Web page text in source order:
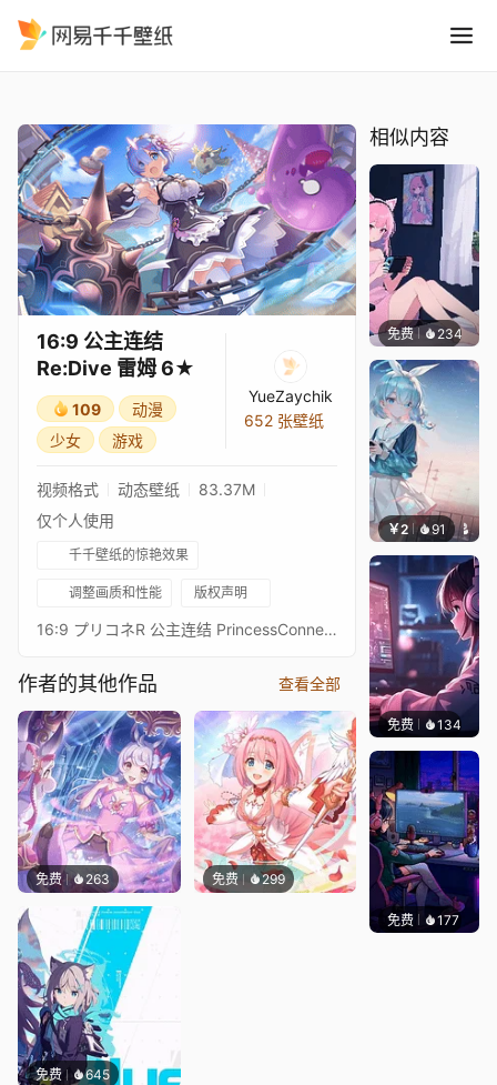
16:9 公主连结
Re:Dive 雷姆 6★
109
动漫
少女
游戏
YueZaychik
652 张壁纸
视频格式 动态壁纸
83.37M
仅个人使用
千千壁纸的惊艳效果
调整画质和性能 版权声明
16:9 プリコネR 公主连结 PrincessConnect! Re: Dive16:9 Princess Connect! Re: Dive Character Live Wallpaperプリンセスコネクトリダイブ超异域公主连结！Re: DiveResolution: 16:9 3584 x 2016Overall Bit Rate: ≈40Mb/s ± 3Mb/s6★雷姆6★レム - RemAfter RealESRGAN upscaling + rife-ncnn-vulkan frame processing21:9 3440 x 1440 Resolution：https://steamcommunity.com/sharedfiles/filedetails/?id=3342134604Princess Connect! Re: Dive 16:9 Collections：https://steamcommunity.com/sharedfiles/filedetails/?id=2134024999Princess Connect! Re: Dive 21:9 Collections：https://steamcommunity.com/sharedfiles/filedetails/?id=2137377323
作者的其他作品 查看全部
免费 263 免费 299
免费 645
相似内容
免费 234好看
￥2 91 豆子
免费 134
免费 177